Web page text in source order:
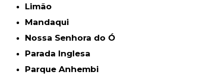
Limão
Mandaqui
Nossa Senhora do Ó
Parada Inglesa
Parque Anhembi